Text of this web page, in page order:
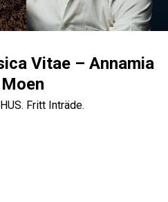
Vitae – Annamia
Fritt Inträde.